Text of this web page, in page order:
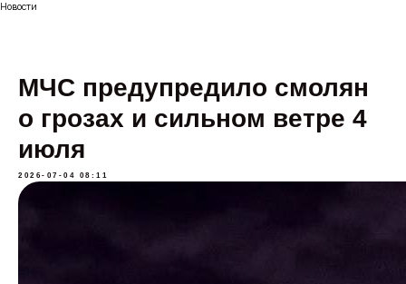
Новости
МЧС предупредило смолян
о грозах и сильном ветре 4
июля
2026-07-04 08:11